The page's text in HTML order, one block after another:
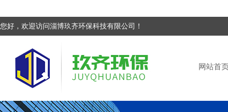
您好，欢迎访问淄博玖齐环保科技有限公司！
网站首